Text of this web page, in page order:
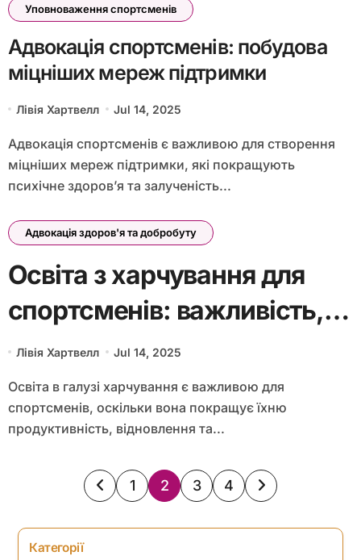
Уповноваження спортсменів
Адвокація спортсменів: побудова
міцніших мереж підтримки
Лівія Хартвелл Jul 14, 2025
Адвокація спортсменів є важливою для створення
міцніших мереж підтримки, які покращують
психічне здоров’я та залученість...
Адвокація здоров'я та добробуту
Освіта з харчування для
спортсменів: важливість,
рекомендації та програми
для громади
Лівія Хартвелл Jul 14, 2025
Освіта в галузі харчування є важливою для
спортсменів, оскільки вона покращує їхню
продуктивність, відновлення та...
Posts pagination
1 2 3 4
Категорії